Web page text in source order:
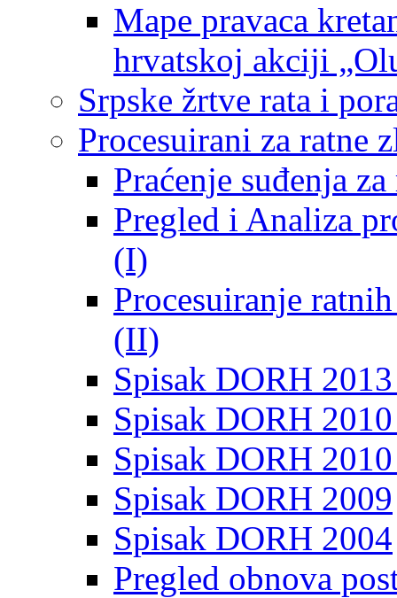
Mape pravaca
hrvatskoj akciji
Srpske žrtve rata i
Procesuirani za ratne
Praćenje suđenja
Pregled i Analiza
(I)
Procesuiranje
(II)
Spisak DORH
Spisak DORH
Spisak DORH
Spisak DORH 2009
Spisak DORH 2004
Pregled obnova